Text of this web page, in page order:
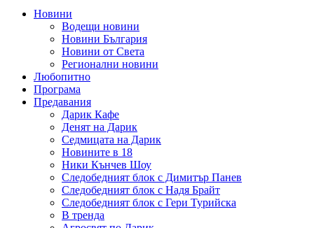
Новини
Водещи новини
Новини България
Новини от Света
Регионални новини
Любопитно
Програма
Предавания
Дарик Кафе
Денят на Дарик
Седмицата на Дарик
Новините в 18
Ники Кънчев Шоу
Следобедният блок с Димитър Панев
Следобедният блок с Надя Брайт
Следобедният блок с Гери Турийска
В тренда